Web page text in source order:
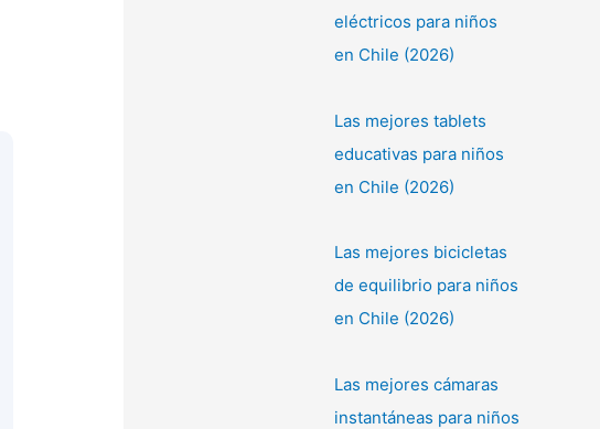
eléctricos para niños
en Chile (2026)
Las mejores tablets
educativas para niños
en Chile (2026)
Las mejores bicicletas
de equilibrio para niños
en Chile (2026)
Las mejores cámaras
instantáneas para niños